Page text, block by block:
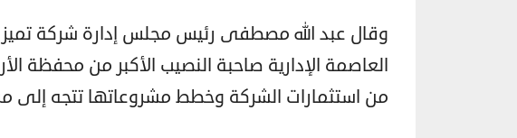
وقال عبد الله مصطفى رئيس مجلس إدارة شركة تميز
العاصمة الإدارية صاحبة النصيب الأكبر من محفظة
من استثمارات الشركة وخطط مشروعاتها تتجه إلى